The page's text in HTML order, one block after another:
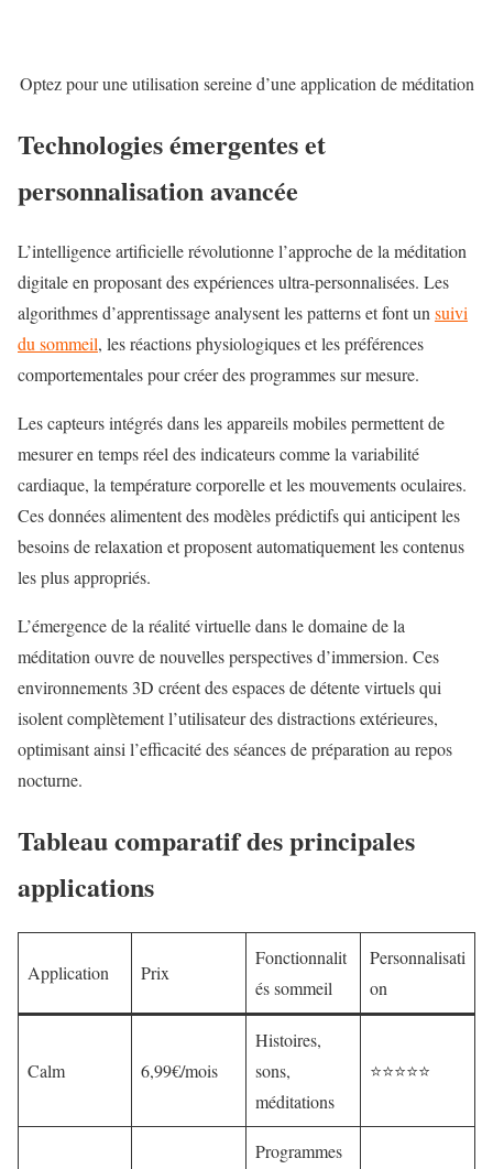
Optez pour une utilisation sereine d’une application de méditation
Technologies émergentes et
personnalisation avancée
L’intelligence artificielle révolutionne l’approche de la méditation
digitale en proposant des expériences ultra-personnalisées. Les
algorithmes d’apprentissage analysent les patterns et font unsuivi
du sommeil, les réactions physiologiques et les préférences
comportementales pour créer des programmes sur mesure.
Les capteurs intégrés dans les appareils mobiles permettent de
mesurer en temps réel des indicateurs comme la variabilité
cardiaque, la température corporelle et les mouvements oculaires.
Ces données alimentent des modèles prédictifs qui anticipent les
besoins de relaxation et proposent automatiquement les contenus
les plus appropriés.
L’émergence de la réalité virtuelle dans le domaine de la
méditationouvre de nouvelles perspectives d’immersion. Ces
environnements 3D créent des espaces de détente virtuels qui
isolent complètement l’utilisateur des distractions extérieures,
optimisant ainsi l’efficacité des séances de préparation au repos
nocturne.
Tableau comparatif des principales
applications
Application Prix
Fonctionnalit
és sommeil
Personnalisati
on
Calm 6,99€/mois
Histoires,
sons,
méditations
⭐⭐⭐⭐⭐
Programmes